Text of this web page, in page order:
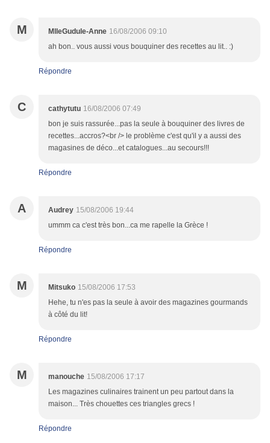
M MlleGudule-Anne 16/08/2006 09:10
ah bon.. vous aussi vous bouquiner des recettes au lit.. :)
Répondre
C cathytutu 16/08/2006 07:49
bon je suis rassurée...pas la seule à bouquiner des livres de
recettes...accros?<br /> le problème c'est qu'il y a aussi des
magasines de déco...et catalogues...au secours!!!
Répondre
A Audrey 15/08/2006 19:44
ummm ca c'est très bon...ca me rapelle la Grèce !
Répondre
M Mitsuko 15/08/2006 17:53
Hehe, tu n'es pas la seule à avoir des magazines gourmands
à côté du lit!
Répondre
M manouche 15/08/2006 17:17
Les magazines culinaires trainent un peu partout dans la
maison... Très chouettes ces triangles grecs !
Répondre